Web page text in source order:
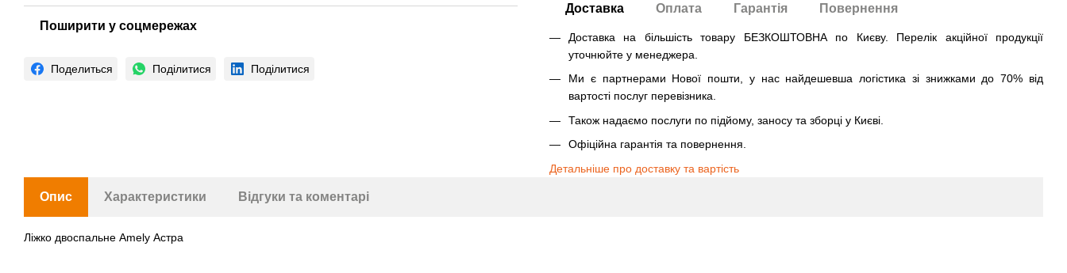
Поширити у соцмережах
Поделиться Поділитися Поділитися
Доставка Оплата Гарантія Повернення
Доставка на більшість товару БЕЗКОШТОВНА по Києву. Перелік акційної продукції
уточнюйте у менеджера.
Ми є партнерами Нової пошти, у нас найдешевша логістика зі знижками до 70% від
вартості послуг перевізника.
Також надаємо послуги по підйому, заносу та зборці у Києві.
Офіційна гарантія та повернення.
Детальніше про доставку та вартість
Опис Характеристики Відгуки та коментарі
Ліжко двоспальне Amely Астра